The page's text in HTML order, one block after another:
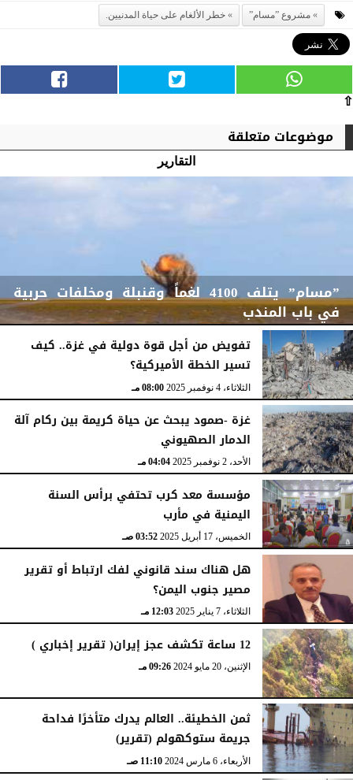
مشروع ”مسام” خطر الألغام على حياة المدنيين.
⇧
موضوعات متعلقة
التقارير
”مسام” يتلف 4100 لغماً وقنبلة ومخلفات حربية
في باب المندب
الأربعاء، 19 نوفمبر 2025 08:47 مـ
تفويض من أجل قوة دولية في غزة.. كيف
تسير الخطة الأميركية؟
الثلاثاء، 4 نوفمبر 2025 08:00 مـ
غزة -صمود يبحث عن حياة كريمة بين ركام آلة
الدمار الصهيوني
الأحد، 2 نوفمبر 2025 04:04 مـ
مؤسسة معد كرب تحتفي برأس السنة
اليمنية في مأرب
الخميس، 17 أبريل 2025 03:52 صـ
هل هناك سند قانوني لفك ارتباط أو تقرير
مصير جنوب اليمن؟
الثلاثاء، 7 يناير 2025 12:03 مـ
12 ساعة تكشف عجز إيران( تقرير إخباري )
الإثنين، 20 مايو 2024 09:26 مـ
ثمن الخطيئة.. العالم يدرك متأخرًا فداحة
جريمة ستوكهولم (تقرير)
الأربعاء، 6 مارس 2024 11:10 صـ